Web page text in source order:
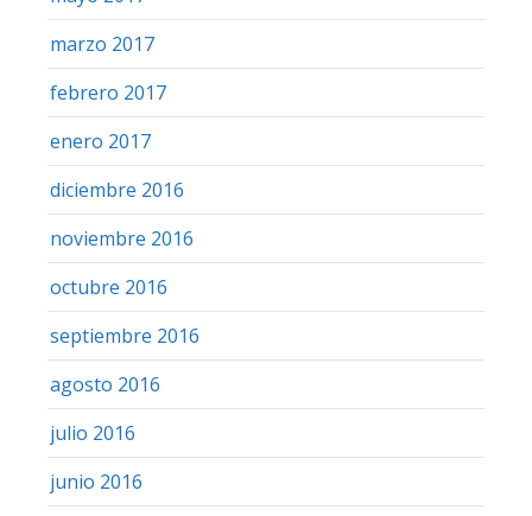
marzo 2017
febrero 2017
enero 2017
diciembre 2016
noviembre 2016
octubre 2016
septiembre 2016
agosto 2016
julio 2016
junio 2016